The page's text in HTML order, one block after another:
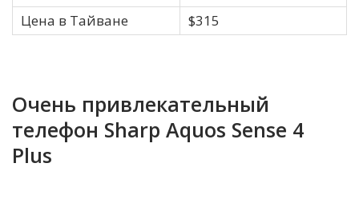
Цена в Тайване
$315
Очень привлекательный
телефон Sharp Aquos Sense 4
Plus